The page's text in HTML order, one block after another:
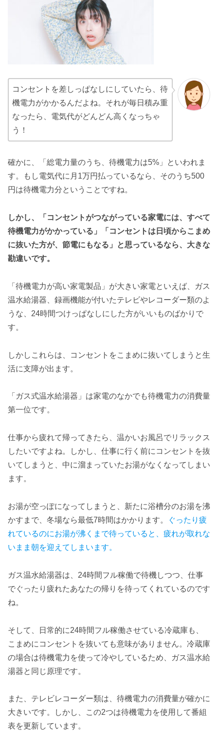
コンセントを差しっぱなしにしていたら、待
機電力がかかるんだよね。それが毎日積み重
なったら、電気代がどんどん高くなっちゃ
う！
確かに、「総電力量のうち、待機電力は5%」といわれま
す。もし電気代に月1万円払っているなら、そのうち500
円は待機電力分ということですね。
しかし、「コンセントがつながっている家電には、すべて
待機電力がかかっている」「コンセントは日頃からこまめ
に抜いた方が、節電にもなる」と思っているなら、大きな
勘違いです。
「待機電力が高い家電製品」が大きい家電といえば、ガス
温水給湯器、録画機能が付いたテレビやレコーダー類のよ
うな、24時間つけっぱなしにした方がいいものばかりで
す。
しかしこれらは、コンセントをこまめに抜いてしまうと生
活に支障が出ます。
「ガス式温水給湯器」は家電のなかでも待機電力の消費量
第一位です。
仕事から疲れて帰ってきたら、温かいお風呂でリラックス
したいですよね。しかし、仕事に行く前にコンセントを抜
いてしまうと、中に溜まっていたお湯がなくなってしまい
ます。
お湯が空っぽになってしまうと、新たに浴槽分のお湯を沸
かすまで、冬場なら最低7時間はかかります。
ぐったり疲
れているのにお湯が沸くまで待っていると、疲れが取れな
いまま朝を迎えてしまいます。
ガス温水給湯器は、24時間フル稼働で待機しつつ、仕事
でぐったり疲れたあなたの帰りを待ってくれているのです
ね。
そして、日常的に24時間フル稼働させている冷蔵庫も、
こまめにコンセントを抜いても意味がありません。冷蔵庫
の場合は待機電力を使って冷やしているため、ガス温水給
湯器と同じ原理です。
また、テレビレコーダー類は、待機電力の消費量が確かに
大きいです。しかし、この2つは待機電力を使用して番組
表を更新しています。